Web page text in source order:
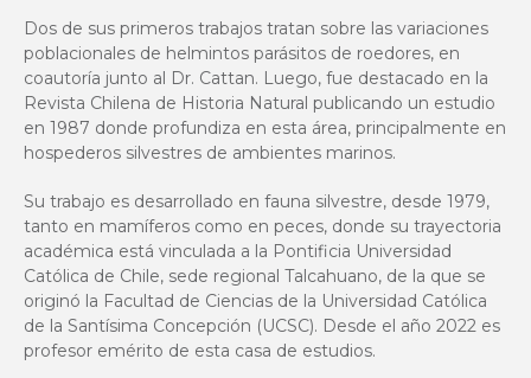
Dos de sus primeros trabajos tratan sobre las variaciones
poblacionales de helmintos parásitos de roedores, en
coautoría junto al Dr. Cattan. Luego, fue destacado en la
Revista Chilena de Historia Natural publicando un estudio
en 1987 donde profundiza en esta área, principalmente en
hospederos silvestres de ambientes marinos.
Su trabajo es desarrollado en fauna silvestre, desde 1979,
tanto en mamíferos como en peces, donde su trayectoria
académica está vinculada a la Pontificia Universidad
Católica de Chile, sede regional Talcahuano, de la que se
originó la Facultad de Ciencias de la Universidad Católica
de la Santísima Concepción (UCSC). Desde el año 2022 es
profesor emérito de esta casa de estudios.